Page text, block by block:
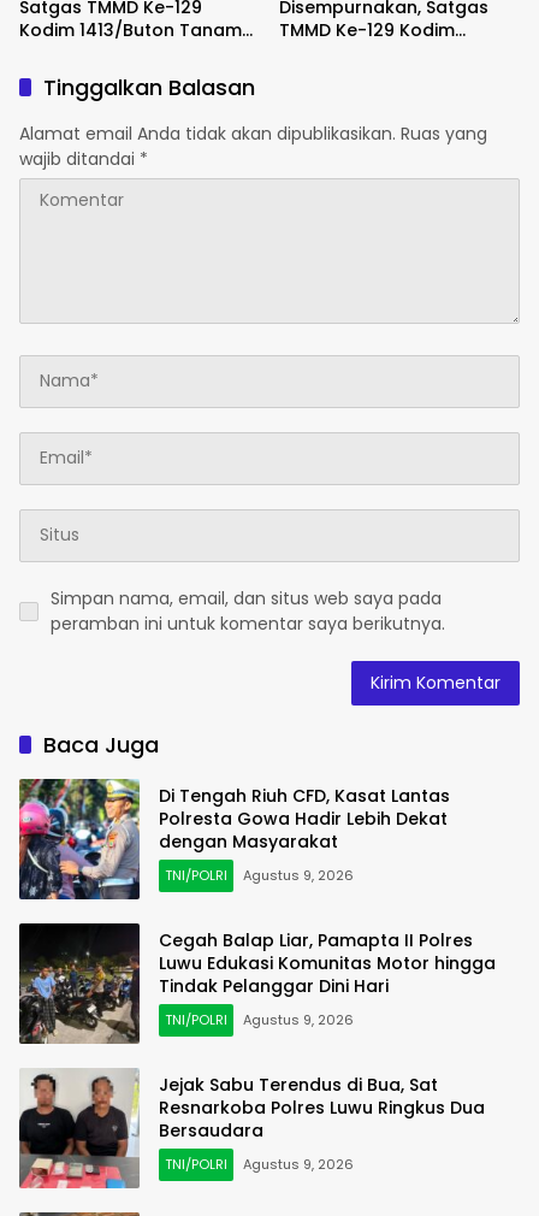
Satgas TMMD Ke-129
Kodim 1413/Buton Tanam
Pangan Bersama Warga
Disempurnakan, Satgas
TMMD Ke-129 Kodim
Tinggalkan Balasan
Alamat email Anda tidak akan dipublikasikan. Ruas yang
wajib ditandai *
Simpan nama, email, dan situs web saya pada
peramban ini untuk komentar saya berikutnya.
Baca Juga
Di Tengah Riuh CFD, Kasat Lantas
Polresta Gowa Hadir Lebih Dekat
dengan Masyarakat
TNI/POLRI Agustus 9, 2026
Cegah Balap Liar, Pamapta II Polres
Luwu Edukasi Komunitas Motor hingga
Tindak Pelanggar Dini Hari
TNI/POLRI Agustus 9, 2026
Jejak Sabu Terendus di Bua, Sat
Resnarkoba Polres Luwu Ringkus Dua
Bersaudara
TNI/POLRI Agustus 9, 2026